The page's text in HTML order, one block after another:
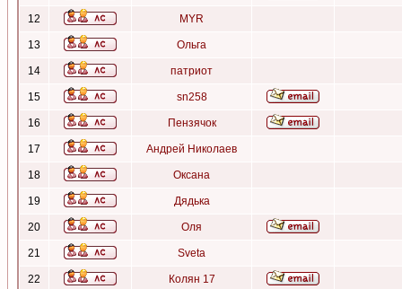
12 MYR
13 Ольга
14 патриот
15 sn258
16 Пензячок
17 Андрей Николаев
18 Оксана
19 Дядька
20 Оля
21 Sveta
22 Колян 17